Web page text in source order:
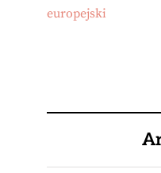
europejski